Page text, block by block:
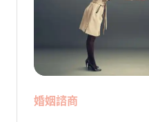
婚姻諮商